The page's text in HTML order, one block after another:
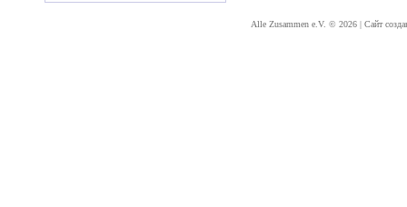
Alle Zusammen e.V. © 2026 | Сайт